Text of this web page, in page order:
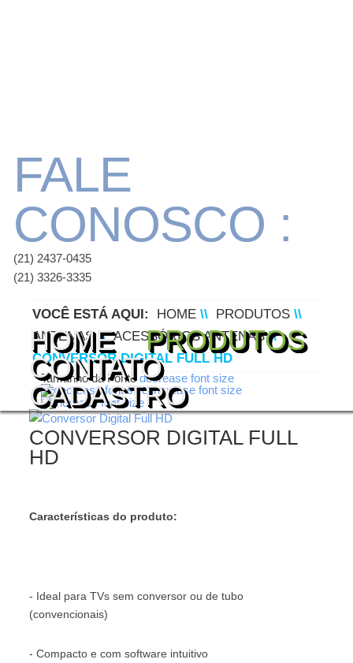
FALE
CONOSCO :
(21) 2437-0435
(21) 3326-3335
HOME
PRODUTOS
CONTATO
CADASTRO
VOCÊ ESTÁ AQUI: HOME \\ PRODUTOS \\
ANTENAS \\ACESSÓRIOS ANTENAS \\
CONVERSOR DIGITAL FULL HD
Tamanho da Fonte decrease font size
increase font size
CONVERSOR DIGITAL FULL
HD
Características do produto:
- Ideal para TVs sem conversor ou de tubo
(convencionais)
- Compacto e com software intuitivo